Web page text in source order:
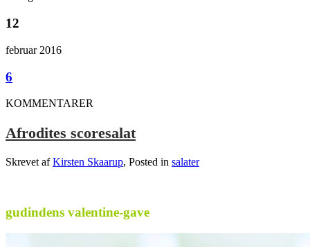
12
februar 2016
6
KOMMENTARER
Afrodites scoresalat
Skrevet afKirsten Skaarup, Posted in salater
gudindens valentine-gave